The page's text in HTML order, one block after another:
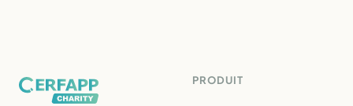
PRODUIT